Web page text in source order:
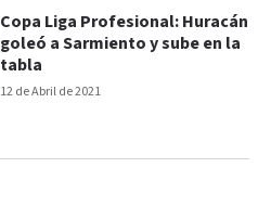
12 de Abril de 2021
Copa Liga Profesional: Huracán
goleó a Sarmiento y sube en la
tabla